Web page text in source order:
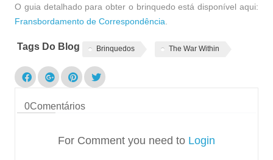
O guia detalhado para obter o brinquedo está disponível aqui:
Fransbordamento de Correspondência
Tags Do Blog Brinquedos The War Within
0Comentários
For Comment you need to Login